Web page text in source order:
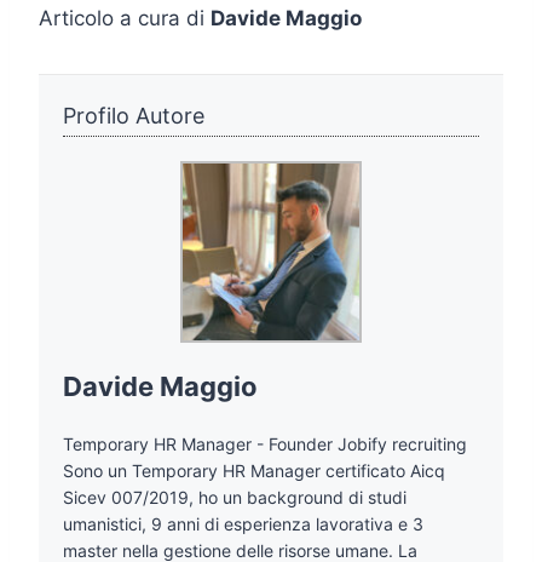
Articolo a cura di Davide Maggio
Profilo Autore
Davide Maggio
Temporary HR Manager - Founder Jobify recruiting
Sono un Temporary HR Manager certificato Aicq
Sicev 007/2019, ho un background di studi
umanistici, 9 anni di esperienza lavorativa e 3
master nella gestione delle risorse umane. La